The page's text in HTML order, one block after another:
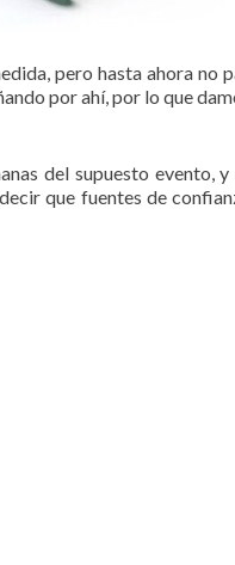
pero hasta ahora no
por ahí, por lo que
del supuesto evento, y
que fuentes de